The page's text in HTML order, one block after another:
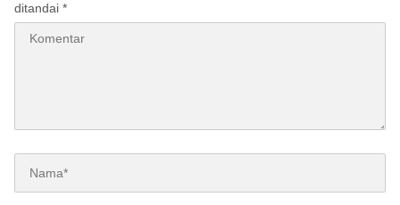
ditandai *